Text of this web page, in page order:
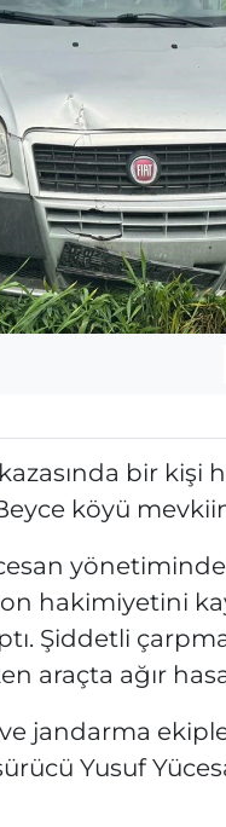
bir kişi
köyü
hakimiyetini
Şiddetli
araçta ağır
jandarma
Yusuf